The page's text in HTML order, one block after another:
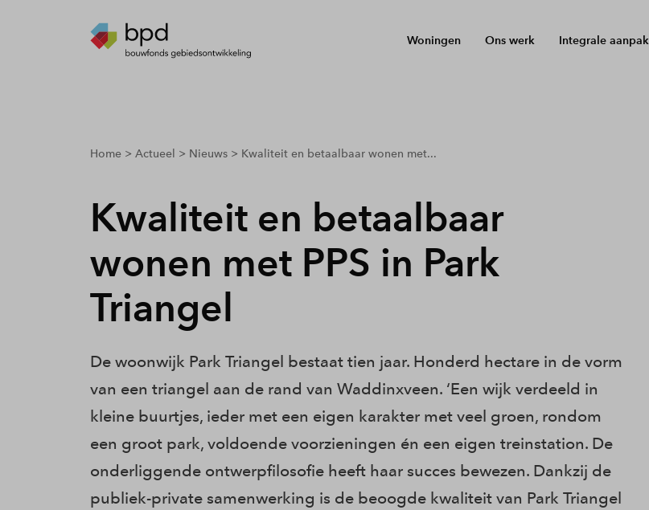
Woningen Ons werk Integrale aanpak
breadcrumbs.youarehere
Home Actueel Nieuws Kwaliteit en betaalbaar wonen met...
Kwaliteit en betaalbaar
wonen met PPS in Park
Triangel
De woonwijk Park Triangel bestaat tien jaar. Honderd hectare in de vorm
van een triangel aan de rand van Waddinxveen. ‘Een wijk verdeeld in
kleine buurtjes, ieder met een eigen karakter met veel groen, rondom
een groot park, voldoende voorzieningen én een eigen treinstation. De
onderliggende ontwerpfilosofie heeft haar succes bewezen. Dankzij de
publiek-private samenwerking is de beoogde kwaliteit van Park Triangel